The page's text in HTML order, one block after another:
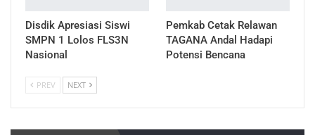
Disdik Apresiasi Siswi
SMPN 1 Lolos FLS3N
Nasional
Pemkab Cetak Relawan
TAGANA Andal Hadapi
Potensi Bencana
PREV NEXT